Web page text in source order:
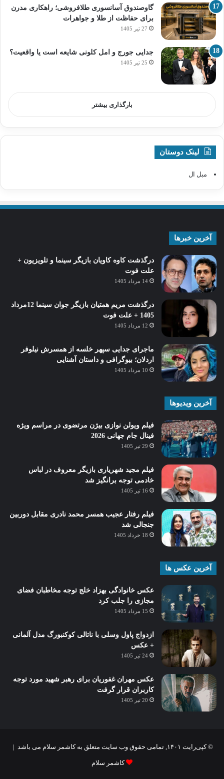
گاوصندوق آسانسوری طلافروشی؛ راهکاری مدرن
برای حفاظت از طلا و جواهرات
27 تیر 1405
جدایی جورج و امل کلونی شایعه است یا واقعیت؟
25 تیر 1405
بارگذاری بیشتر
لینک دوستان
مبل ال
آخرین خبرها
درگذشت کاوه کاویان بازیگر سینما و تلویزیون +
علت فوت
14 مرداد 1405
درگذشت مریم همتیان بازیگر جوان سینما 12مرداد
1405 + علت فوت
12 مرداد 1405
ماجرای جدایی سپهر خلسه از همسرش نیلوفر
اردلان؛ بیوگرافی و داستان آشنایی
10 مرداد 1405
آخرین ویدیوها
فیلم ویولن نوازی بیژن مرتضوی در مراسم ویژه
فینال جام جهانی 2026
29 تیر 1405
فیلم مجید شهریاری بازیگر معروف در لباس
خادمی توجه برانگیز شد
16 تیر 1405
فیلم رفتار عجیب همسر محمد نادری مقابل دوربین
جنجالی شد
18 خرداد 1405
آخرین عکس ها
عکس خانوادگی بهزاد خلج توجه مخاطبان فضای
مجازی را جلب کرد
15 مرداد 1405
ازدواج پاول وسلی با ناتالی کوکنبورگ مدل آلمانی
+ عکس
24 تیر 1405
عکس مهران غفوریان برای رهبر شهید مورد توجه
کاربران قرار گرفت
20 تیر 1405
© کپی‌رایت ۱۴۰۱, تمامی حقوق وب سایت متعلق به کاشمر سلام می باشد |
کاشمر سلام